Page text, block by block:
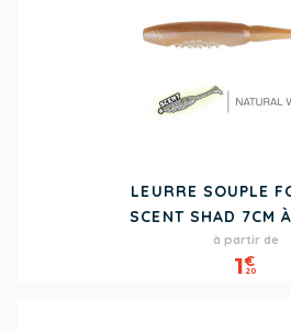
LEURRE SOUPLE
SCENT SHAD 7CM
Prix
à partir de
1€
20